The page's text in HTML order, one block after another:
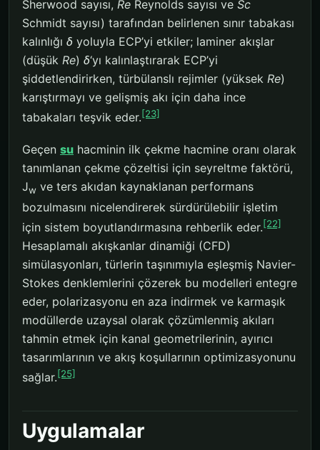
Sherwood sayısı, Re Reynolds sayısı ve Sc
Schmidt sayısı) tarafından belirlenen sınır tabakası
kalınlığı δ yoluyla ECP’yi etkiler; laminer akışlar
(düşük Re) δ‘yı kalınlaştırarak ECP’yi
şiddetlendirirken, türbülanslı rejimler (yüksek Re)
karıştırmayı ve gelişmiş akı için daha ince
tabakaları teşvik eder.[23]
Geçen su hacminin ilk çekme hacmine oranı olarak
tanımlanan çekme çözeltisi için seyreltme faktörü,
Jw ve ters akıdan kaynaklanan performans
bozulmasını nicelendirerek sürdürülebilir işletim
için sistem boyutlandırmasına rehberlik eder.[22]
Hesaplamalı akışkanlar dinamiği (CFD)
simülasyonları, türlerin taşınımıyla eşleşmiş Navier-
Stokes denklemlerini çözerek bu modelleri entegre
eder, polarizasyonu en aza indirmek ve karmaşık
modüllerde uzaysal olarak çözümlenmiş akıları
tahmin etmek için kanal geometrilerinin, ayırıcı
tasarımlarının ve akış koşullarının optimizasyonunu
sağlar.[25]
Uygulamalar